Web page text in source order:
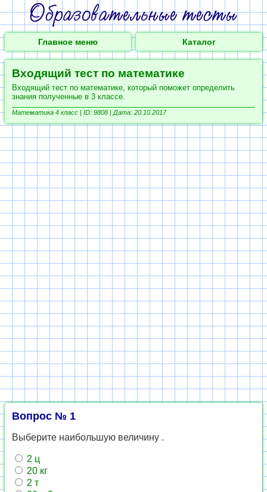
Главное меню Каталог
Входящий тест по математике
Входящий тест по математике, который поможет определить
знания полученные в 3 классе.
Математика 4 класс | ID: 9808 | Дата: 20.10.2017
Вопрос № 1
Выберите наибольшую величину .
2 ц
20 кг
2 т